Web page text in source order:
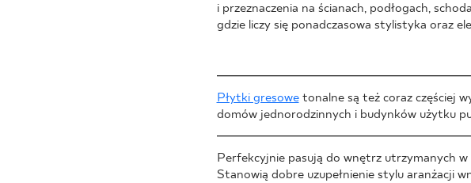
i przeznaczenia na ścianach, podłogach,
gdzie liczy się ponadczasowa stylistyka oraz
Płytki gresowetonalne są też coraz częściej
domów jednorodzinnych i budynków użytku
Perfekcyjnie pasują do wnętrz utrzymanych
Stanowią dobre uzupełnienie stylu aranżacji